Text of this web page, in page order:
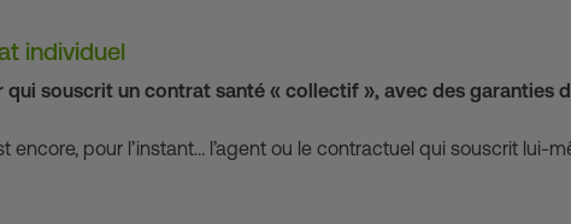
individuel
qui souscrit un contrat santé « collectif », avec des garanties
encore, pour l’instant… l’agent ou le contractuel qui souscrit lui-